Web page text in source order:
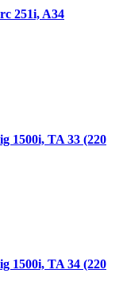
251i, A34
1500i, TA 33 (220
1500i, TA 34 (220